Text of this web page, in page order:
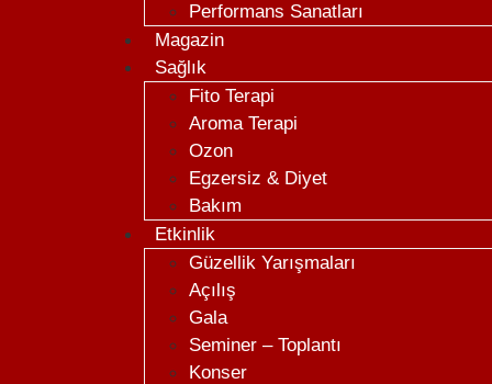
Performans Sanatları
Magazin
Sağlık
Fito Terapi
Aroma Terapi
Ozon
Egzersiz & Diyet
Bakım
Etkinlik
Güzellik Yarışmaları
Açılış
Gala
Seminer – Toplantı
Konser